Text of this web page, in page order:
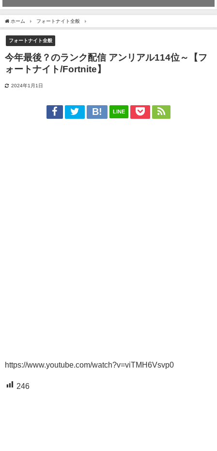
ホーム フォートナイト全般
フォートナイト全般
今年最後？のランク配信 アンリアル114位～【フ
ォートナイト/Fortnite】
2024年1月1日
LINE
https://www.youtube.com/watch?v=viTMH6Vsvp0
246